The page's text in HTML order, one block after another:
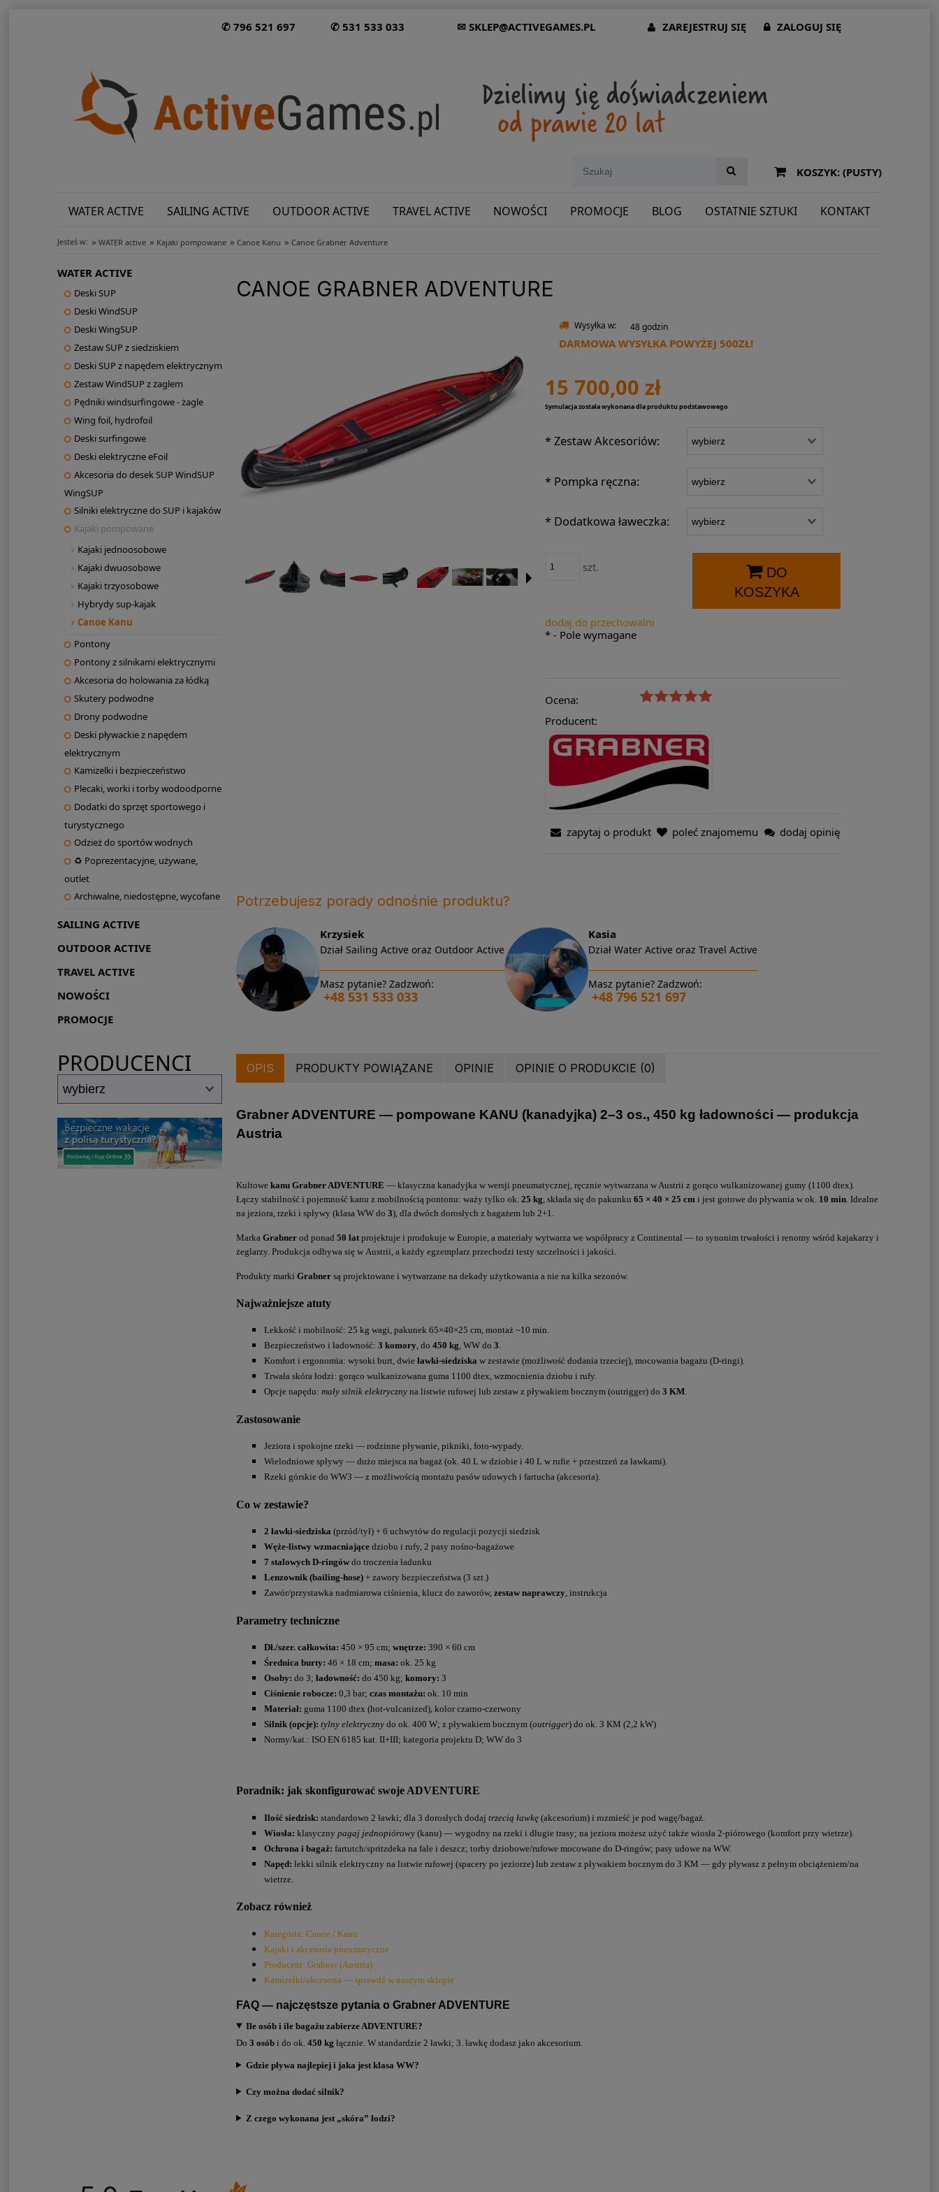
✆ 796 521 697 ✆ 531 533 033 ✉ SKLEP@ACTIVEGAMES.PL ZAREJESTRUJ SIĘ ZALOGUJ SIĘ
KOSZYK: (PUSTY)
WATER ACTIVE SAILING ACTIVE OUTDOOR ACTIVE TRAVEL ACTIVE NOWOŚCI PROMOCJE BLOG OSTATNIE SZTUKI KONTAKT
SHOWROOM: ODWIEDŹ NAS NA ŚLĄSKU!
Jesteś w: » WATER active » Kajaki pompowane » Canoe Kanu » Canoe Grabner Adventure
WATER ACTIVE
Deski SUP
Deski WindSUP
Deski WingSUP
Zestaw SUP z siedziskiem
Deski SUP z napędem elektrycznym
Zestaw WindSUP z żaglem
Pędniki windsurfingowe - żagle
Wing foil, hydrofoil
Deski surfingowe
Deski elektryczne eFoil
Akcesoria do desek SUP WindSUP
WingSUP
Silniki elektryczne do SUP i kajaków
Kajaki pompowane
Kajaki jednoosobowe
Kajaki dwuosobowe
Kajaki trzyosobowe
Hybrydy sup-kajak
Canoe Kanu
Pontony
Pontony z silnikami elektrycznymi
Akcesoria do holowania za łódką
Skutery podwodne
Drony podwodne
Deski pływackie z napędem
elektrycznym
Kamizelki i bezpieczeństwo
Plecaki, worki i torby wodoodporne
Dodatki do sprzęt sportowego i
turystycznego
Odzież do sportów wodnych
♻ Poprezentacyjne, używane,
outlet
Archiwalne, niedostępne, wycofane
SAILING ACTIVE
OUTDOOR ACTIVE
TRAVEL ACTIVE
NOWOŚCI
PROMOCJE
PRODUCENCI
CANOE GRABNER ADVENTURE
Wysyłka w: 48 godzin
DARMOWA WYSYŁKA POWYŻEJ 500ZŁ!
15 700,00 zł
Symulacja została wykonana dla produktu podstawowego
*Zestaw Akcesoriów:
*Pompka ręczna:
*Dodatkowa ławeczka:
szt.
DO
KOSZYKA
dodaj do przechowalni
*- Pole wymagane
Ocena:
Producent:
zapytaj o produkt poleć znajomemu dodaj opinię
Potrzebujesz porady odnośnie produktu?
Krzysiek
Dział Sailing Active oraz Outdoor Active
Masz pytanie? Zadzwoń:
+48 531 533 033
Kasia
Dział Water Active oraz Travel Active
Masz pytanie? Zadzwoń:
+48 796 521 697
OPIS PRODUKTY POWIĄZANE OPINIE OPINIE O PRODUKCIE (0)
Grabner ADVENTURE — pompowane KANU (kanadyjka) 2–3 os., 450 kg ładowności — produkcja
Austria
Kultowe kanu Grabner ADVENTURE — klasyczna kanadyjka w wersji pneumatycznej, ręcznie wytwarzana w Austrii z gorąco wulkanizowanej gumy (1100 dtex).
Łączy stabilność i pojemność kanu z mobilnością pontonu: waży tylko ok. 25 kg, składa się do pakunku 65 × 40 × 25 cmi jest gotowe do pływania w ok. 10 min. Idealne
na jeziora, rzeki i spływy (klasa WW do 3), dla dwóch dorosłych z bagażem lub 2+1.
Marka Grabnerod ponad 50 latprojektuje i produkuje w Europie, a materiały wytwarza we współpracy z Continental — to synonim trwałości i renomy wśród kajakarzy i
żeglarzy. Produkcja odbywa się w Austrii, a każdy egzemplarz przechodzi testy szczelności i jakości.
Produkty marki Grabnersą projektowane i wytwarzane na dekady użytkowania a nie na kilka sezonów.
Najważniejsze atuty
Lekkość i mobilność: 25 kg wagi, pakunek 65×40×25 cm, montaż ~10 min.
Bezpieczeństwo i ładowność: 3 komory, do 450 kg, WW do 3.
Komfort i ergonomia: wysoki burt, dwie ławki-siedziska w zestawie (możliwość dodania trzeciej), mocowania bagażu (D-ringi).
Trwała skóra łodzi: gorąco wulkanizowana guma 1100 dtex, wzmocnienia dziobu i rufy.
Opcje napędu: mały silnik elektrycznyna listwie rufowej lub zestaw z pływakiem bocznym (outrigger) do 3 KM.
Zastosowanie
Jeziora i spokojne rzeki — rodzinne pływanie, pikniki, foto-wypady.
Wielodniowe spływy — dużo miejsca na bagaż (ok. 40 L w dziobie i 40 L w rufie + przestrzeń za ławkami).
Rzeki górskie do WW3 — z możliwością montażu pasów udowych i fartucha (akcesoria).
Co w zestawie?
2 ławki-siedziska (przód/tył) + 6 uchwytów do regulacji pozycji siedzisk
Węże-listwy wzmacniającedziobu i rufy, 2 pasy nośno-bagażowe
7 stalowych D-ringówdo troczenia ładunku
Lenzownik (bailing-hose)+ zawory bezpieczeństwa (3 szt.)
Zawór/przystawka nadmiarowa ciśnienia, klucz do zaworów, zestaw naprawczy, instrukcja
Parametry techniczne
Dł./szer. całkowita: 450 × 95 cm; wnętrze: 390 × 60 cm
Średnica burty: 46 × 18 cm; masa: ok. 25 kg
Osoby: do 3; ładowność: do 450 kg; komory: 3
Ciśnienie robocze: 0,3 bar; czas montażu: ok. 10 min
Materiał: guma 1100 dtex (hot-vulcanized), kolor czarno-czerwony
Silnik (opcje): tylny elektrycznydo ok. 400 W; z pływakiem bocznym (outrigger) do ok. 3 KM (2,2 kW)
Normy/kat.: ISO EN 6185 kat. II+III; kategoria projektu D; WW do 3
Poradnik: jak skonfigurować swoje ADVENTURE
Ilość siedzisk: standardowo 2 ławki; dla 3 dorosłych dodaj trzecią ławkę(akcesorium) i rozmieść je pod wagę/bagaż.
Wiosła: klasyczny pagaj jednopiórowy(kanu) — wygodny na rzeki i długie trasy; na jeziora możesz użyć także wiosła 2-piórowego (komfort przy wietrze).
Ochrona i bagaż: fartutch/spritzdeka na fale i deszcz; torby dziobowe/rufowe mocowane do D-ringów; pasy udowe na WW.
Napęd: lekki silnik elektryczny na listwie rufowej (spacery po jeziorze) lub zestaw z pływakiem bocznym do 3 KM — gdy pływasz z pełnym obciążeniem/na
wietrze.
Zobacz również
Kategoria: Canoe / Kanu
Kajaki i akcesoria pneumatyczne
Producent: Grabner (Austria)
Kamizelki/akcesoria — sprawdź w naszym sklepie
FAQ — najczęstsze pytania o Grabner ADVENTURE
Ile osób i ile bagażu zabierze ADVENTURE?
Do 3 osóbi do ok. 450 kg łącznie. W standardzie 2 ławki; 3. ławkę dodasz jako akcesorium.
Gdzie pływa najlepiej i jaka jest klasa WW?
Czy można dodać silnik?
Z czego wykonana jest „skóra” łodzi?